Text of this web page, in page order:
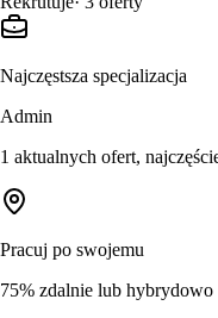
Najczęstsza specjalizacja
Admin
1 aktualnych ofert,
Pracuj po swojemu
75% zdalnie lub hybrydowo